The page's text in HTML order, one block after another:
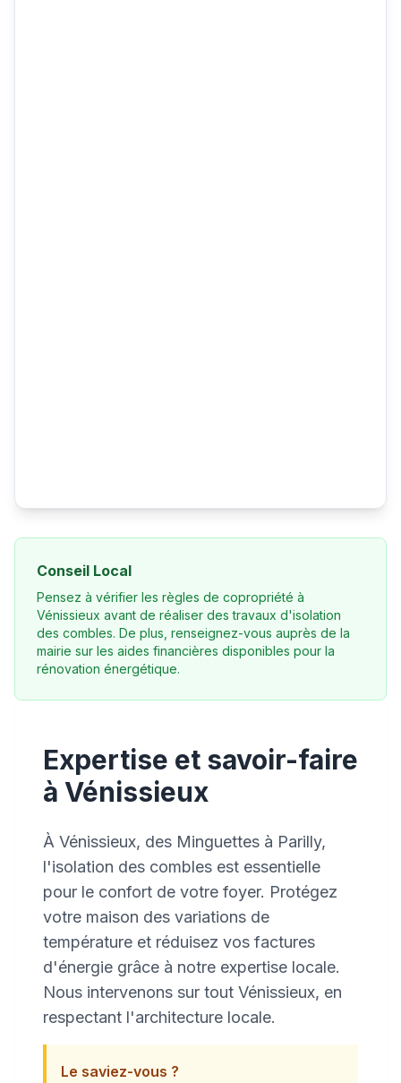
Expertise et savoir-faire
à Vénissieux
À Vénissieux, des Minguettes à Parilly,
l'isolation des combles est essentielle
pour le confort de votre foyer. Protégez
votre maison des variations de
température et réduisez vos factures
d'énergie grâce à notre expertise locale.
Nous intervenons sur tout Vénissieux, en
respectant l'architecture locale.
Le saviez-vous ?
Conseil Local
Pensez à vérifier les règles de copropriété à
Vénissieux avant de réaliser des travaux d'isolation
des combles. De plus, renseignez-vous auprès de la
mairie sur les aides financières disponibles pour la
rénovation énergétique.